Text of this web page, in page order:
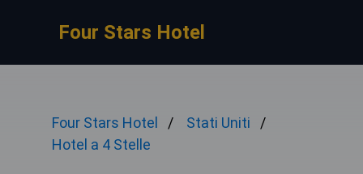
Four Stars Hotel
Four Stars Hotel
Stati Uniti
Hotel a 4 Stelle